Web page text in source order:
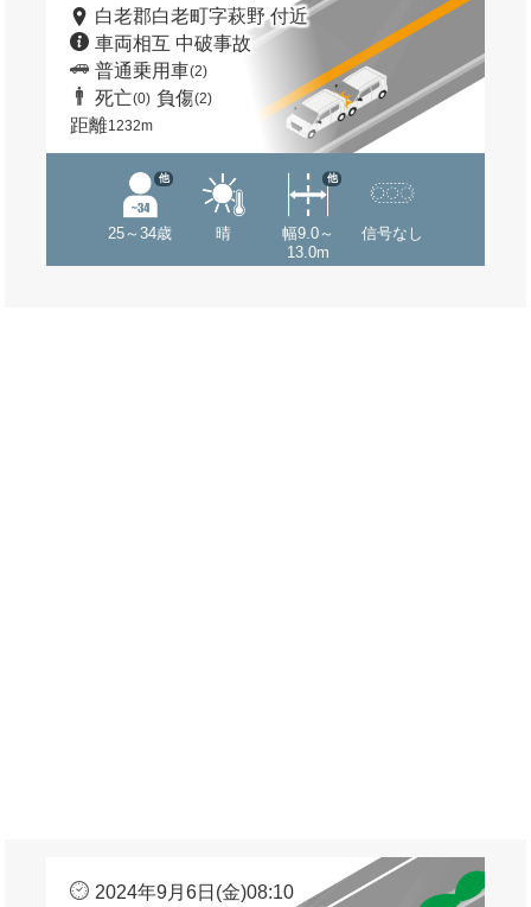
白老郡白老町字萩野 付近
車両相互 中破事故
普通乗用車(2)
死亡(0) 負傷(2)
距離1232m
25～34歳
他
晴
幅9.0～
13.0m
他
信号なし
2024年9月6日(金)08:10